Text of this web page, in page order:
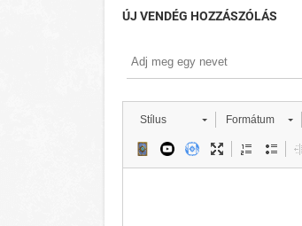
ÚJ VENDÉG HOZZÁSZÓLÁS
Stílus Formátum